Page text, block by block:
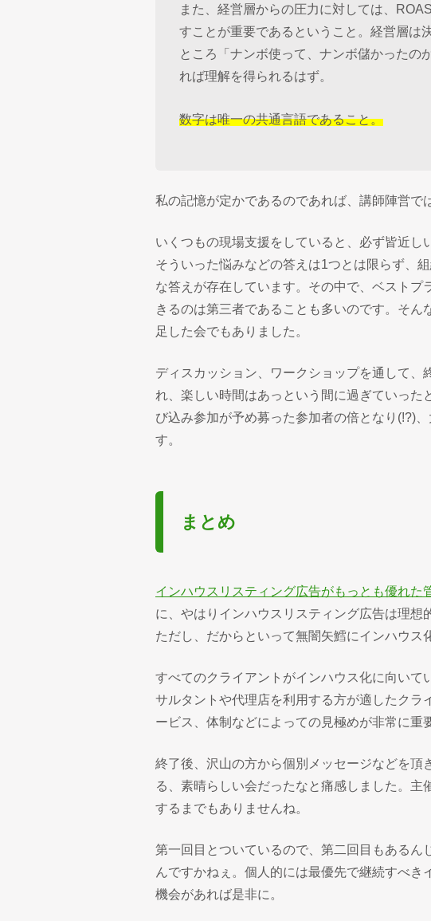
また、経営層からの圧力に対しては、
すことが重要であるということ。経営層は
ところ「ナンボ使って、ナンボ儲かったの
れば理解を得られるはず。
数字は唯一の共通言語であること。
私の記憶が定かであるのであれば、講師陣営で
いくつもの現場支援をしていると、必ず皆近し
そういった悩みなどの答えは1つとは限らず、
な答えが存在しています。その中で、ベストプ
きるのは第三者であることも多いのです。そ
足した会でもありました。
ディスカッション、ワークショップを通して、
れ、楽しい時間はあっという間に過ぎていった
び込み参加が予め募った参加者の倍となり(!?)
す。
まとめ
インハウスリスティング広告がもっとも優れた
に、やはりインハウスリスティング広告は理想
ただし、だからといって無闇矢鱈にインハウス
すべてのクライアントがインハウス化に向いて
サルタントや代理店を利用する方が適したクラ
ービス、体制などによっての見極めが非常に重
終了後、沢山の方から個別メッセージなどを頂
る、素晴らしい会だったなと痛感しました。主
するまでもありませんね。
第一回目とついているので、第二回目もあるん
んですかねぇ。個人的には最優先で継続すべき
機会があれば是非に。